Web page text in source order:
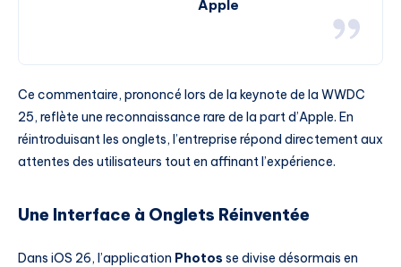
Apple
Ce commentaire, prononcé lors de la keynote de la WWDC
25, reflète une reconnaissance rare de la part d’Apple. En
réintroduisant les onglets, l’entreprise répond directement aux
attentes des utilisateurs tout en affinant l’expérience.
Une Interface à Onglets Réinventée
Dans iOS 26, l’application Photos se divise désormais en